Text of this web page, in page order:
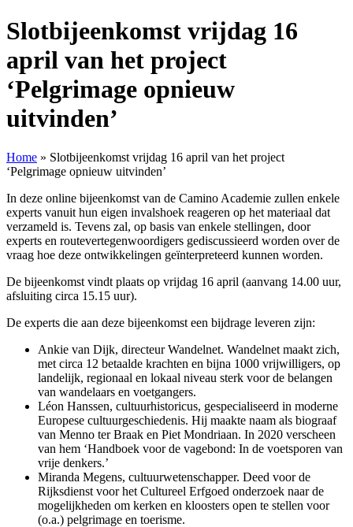
Slotbijeenkomst vrijdag 16
april van het project
‘Pelgrimage opnieuw
uitvinden’
Home » Slotbijeenkomst vrijdag 16 april van het project
‘Pelgrimage opnieuw uitvinden’
In deze online bijeenkomst van de Camino Academie zullen enkele
experts vanuit hun eigen invalshoek reageren op het materiaal dat
verzameld is. Tevens zal, op basis van enkele stellingen, door
experts en routevertegenwoordigers gediscussieerd worden over de
vraag hoe deze ontwikkelingen geïnterpreteerd kunnen worden.
De bijeenkomst vindt plaats op vrijdag 16 april (aanvang 14.00 uur,
afsluiting circa 15.15 uur).
De experts die aan deze bijeenkomst een bijdrage leveren zijn:
Ankie van Dijk, directeur Wandelnet. Wandelnet maakt zich,
met circa 12 betaalde krachten en bijna 1000 vrijwilligers, op
landelijk, regionaal en lokaal niveau sterk voor de belangen
van wandelaars en voetgangers.
Léon Hanssen, cultuurhistoricus, gespecialiseerd in moderne
Europese cultuurgeschiedenis. Hij maakte naam als biograaf
van Menno ter Braak en Piet Mondriaan. In 2020 verscheen
van hem ‘Handboek voor de vagebond: In de voetsporen van
vrije denkers.’
Miranda Megens, cultuurwetenschapper. Deed voor de
Rijksdienst voor het Cultureel Erfgoed onderzoek naar de
mogelijkheden om kerken en kloosters open te stellen voor
(o.a.) pelgrimage en toerisme.